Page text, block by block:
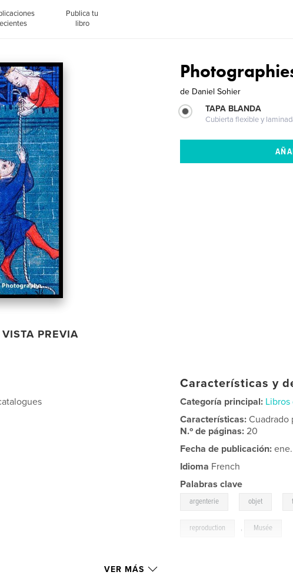
Publica tu
libro
VISTA PREVIA
de Daniel Sohier
TAPA BLANDA
Cubierta flexible y
Características y
Categoría principal:
Características:Cuadrado
N.º de páginas:20
Fecha de publicación:
Idioma French
Palabras clave
argenterie objet
reproduction , Musée
VER MÁS